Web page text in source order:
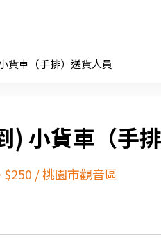
貨車（手排）送貨人員
小貨車（手
$250 /桃園市觀音區